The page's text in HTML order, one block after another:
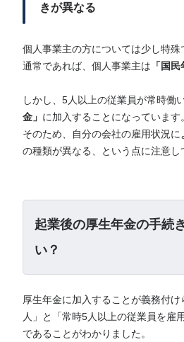
きが異なる
個人事業主の方については少し特殊
通常であれば、個人事業主は 「国民
しかし、5人以上の従業員が常時働
金」 に加入することになっています
そのため、自分の会社の雇用状況
の種類が異なる、という点に注意し
起業後の厚生年金の手続
い？
厚生年金に加入することが義務付
人」と「常時5人以上の従業員を雇
であることがわかりました。